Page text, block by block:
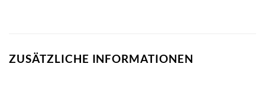
ZUSÄTZLICHE INFORMATIONEN